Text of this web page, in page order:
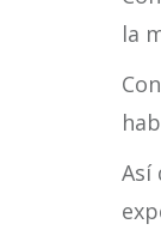
la
Así